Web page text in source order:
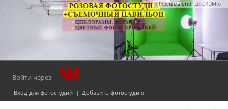
Реклама erid: LdtCKDMjo
Войти через
Вход для фотостудий | Добавить фотостудию